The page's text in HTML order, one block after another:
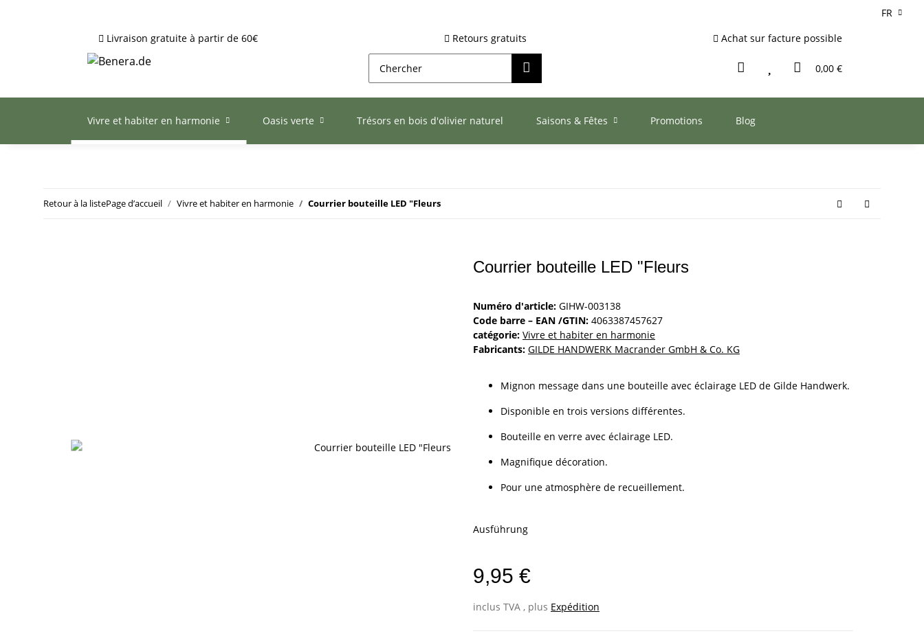
FR
Livraison gratuite à partir de 60€
Retours gratuits Achat sur facture possible
0,00 €
Vivre et habiter en harmonie Oasis verte Trésors en bois d'olivier naturel Saisons & Fêtes Promotions Blog
Retour à la listePage d’accueil Vivre et habiter en harmonie Courrier bouteille LED "Fleurs
Courrier bouteille LED "Fleurs
Numéro d'article: GIHW-003138
Code barre – EAN /GTIN: 4063387457627
catégorie: Vivre et habiter en harmonie
Fabricants: GILDE HANDWERK Macrander GmbH & Co. KG
Mignon message dans une bouteille avec éclairage LED de Gilde Handwerk.
Disponible en trois versions différentes.
Bouteille en verre avec éclairage LED.
Magnifique décoration.
Pour une atmosphère de recueillement.
Ausführung
9,95 €
inclus TVA , plus Expédition